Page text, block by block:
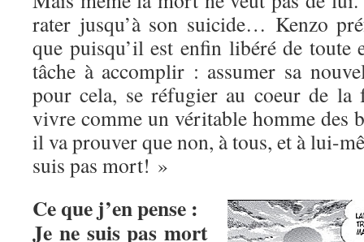
rater jusqu’à son suicide… Kenzo
que puisqu’il est enfin libéré de toute
tâche à accomplir : assumer sa
pour cela, se réfugier au coeur de la
vivre comme un véritable homme des
il va prouver que non, à tous, et à lui-
suis pas mort! »
Ce que j’en pense :
Je ne suis pas mort